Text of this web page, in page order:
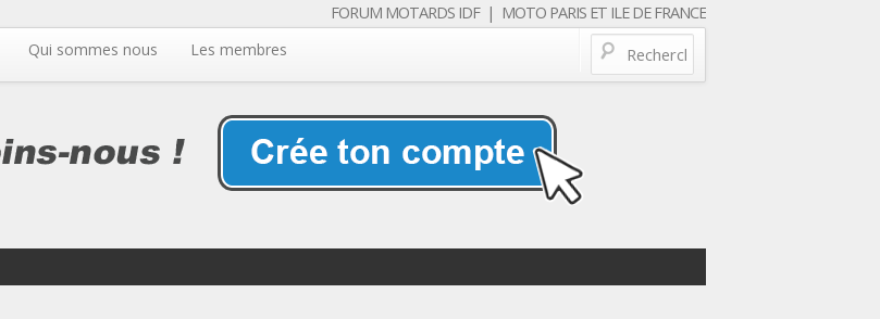
FORUM MOTARDS IDF | MOTO PARIS ET ILE DE FRANCE
Qui sommes nous Les membres